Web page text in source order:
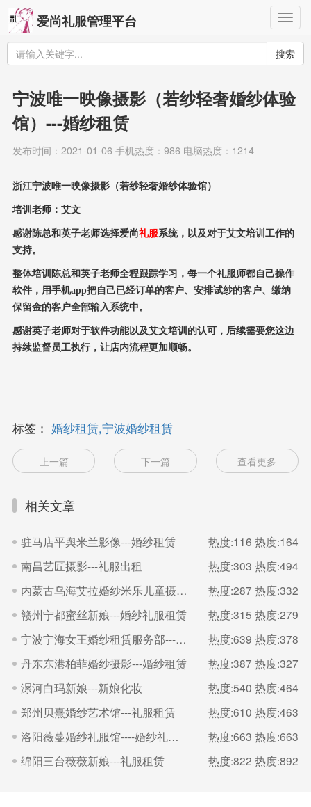
爱尚礼服管理平台
搜索
宁波唯一映像摄影（若纱轻奢婚纱体验
馆）---婚纱租赁
发布时间：2021-01-06 手机热度：986 电脑热度：1214
浙江宁波唯一映像摄影（若纱轻奢婚纱体验馆）
培训老师：艾文
感谢陈总和英子老师选择爱尚礼服 系统，以及对于艾文培训工作的
支持。
整体培训陈总和英子老师全程跟踪学习，每一个礼服师都自己操作
软件，用手机app把自己已经订单的客户、安排试纱的客户、缴纳
保留金的客户全部输入系统中。
感谢英子老师对于软件功能以及艾文培训的认可，后续需要您这边
持续监督员工执行，让店内流程更加顺畅。
标签： 婚纱租赁,宁波婚纱租赁
上一篇 下一篇 查看更多
相关文章
驻马店平舆米兰影像---婚纱租赁 热度:116 热度:164
南昌艺匠摄影---礼服出租
热度:303 热度:494
内蒙古乌海艾拉婚纱米乐儿童摄影---婚礼跟妆
热度:287 热度:332
赣州宁都蜜丝新娘---婚纱礼服租赁
热度:315 热度:279
宁波宁海女王婚纱租赁服务部---婚纱租赁
热度:639 热度:378
丹东东港柏菲婚纱摄影---婚纱租赁
热度:387 热度:327
漯河白玛新娘---新娘化妆
热度:540 热度:464
郑州贝熹婚纱艺术馆---礼服租赁
热度:610 热度:463
洛阳薇蔓婚纱礼服馆----婚纱礼服租赁
热度:663 热度:663
绵阳三台薇薇新娘---礼服租赁
热度:822 热度:892